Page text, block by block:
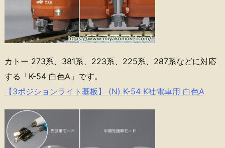
カトー 273系、381系、223系、225系、287系などに対応
する「K-54 白色A」です。
【3ポジションライト基板】 (N) K-54 K社電車用 白色A